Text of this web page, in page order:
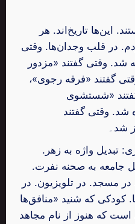
این‌ها تاریخ‌اند. هر
در قلب وجدان‌ها. وقتی
شد. وقتی گفتند «مزدور
گفتند «فرقه رجوی»،
«شستشوی
شد. وقتی گفتند
شد۔
تبدیل واژه به زهر.
جامعه به صحنه نفرت.
مسجد. در تلویزیون. در
کودکی که شنید «منافق‌ها
است که هنوز از نام مجاهد